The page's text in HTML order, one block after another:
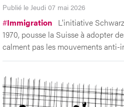
Publié le Jeudi 07 mai 2026
#Immigration L'initiative
1970, pousse la Suisse à adopter
calment pas les mouvements anti-